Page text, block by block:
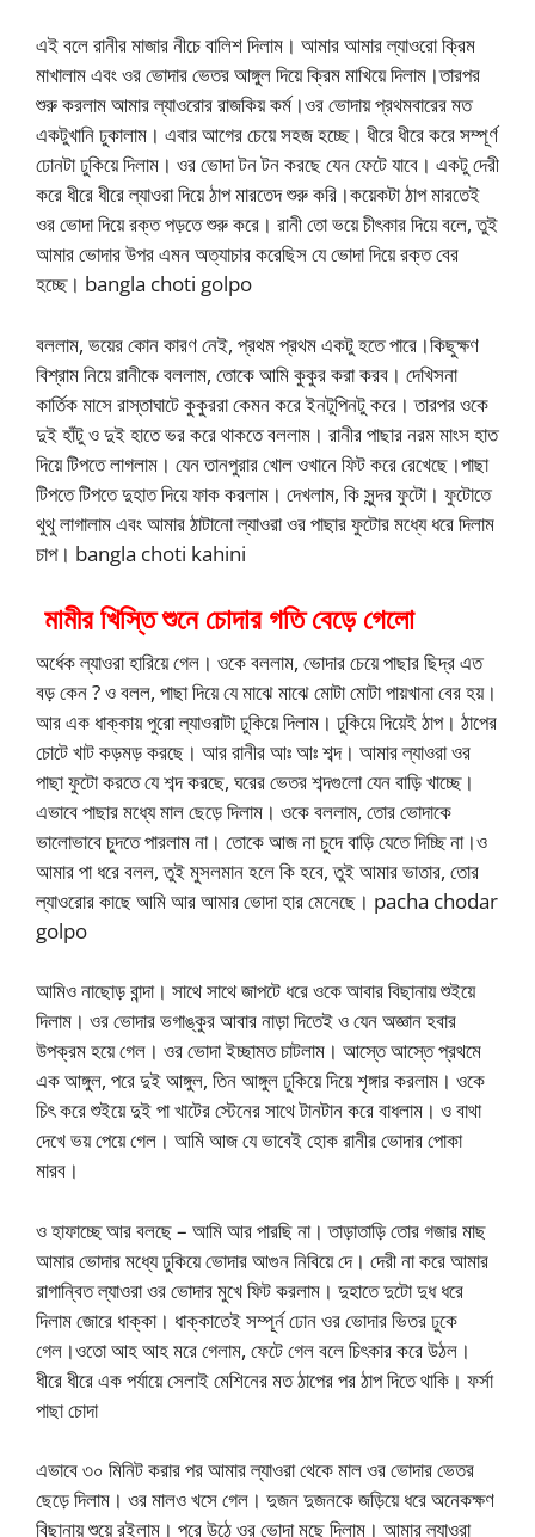
এই বলে রানীর মাজার নীচে বালিশ দিলাম। আমার আমার ল্যাওরাে ক্রিম
মাখালাম এবং ওর ভোদার ভেতর আঙ্গুল দিয়ে ক্রিম মাখিয়ে দিলাম।তারপর
শুরু করলাম আমার ল্যাওরাের রাজকিয় কর্ম।ওর ভোদায় প্রথমবারের মত
একটুখানি ঢুকালাম। এবার আগের চেয়ে সহজ হচ্ছে। ধীরে ধীরে করে সম্পূর্ণ
ঢোনটা ঢুকিয়ে দিলাম। ওর ভোদা টন টন করছে যেন ফেটে যাবে। একটু দেরী
করে ধীরে ধীরে ল্যাওরা দিয়ে ঠাপ মারতেদ শুরু করি।কয়েকটা ঠাপ মারতেই
ওর ভোদা দিয়ে রক্ত পড়তে শুরু করে। রানী তো ভয়ে চীৎকার দিয়ে বলে, তুই
আমার ভোদার উপর এমন অত্যাচার করেছিস যে ভোদা দিয়ে রক্ত বের
হচ্ছে। bangla choti golpo
বললাম, ভয়ের কোন কারণ নেই, প্রথম প্রথম একটু হতে পারে।কিছুক্ষণ
বিশ্রাম নিয়ে রানীকে বললাম, তোকে আমি কুকুর করা করব। দেখিসনা
কার্তিক মাসে রাস্তাঘাটে কুকুররা কেমন করে ইনটুপিনটু করে। তারপর ওকে
দুই হাঁটু ও দুই হাতে ভর করে থাকতে বললাম। রানীর পাছার নরম মাংস হাত
দিয়ে টিপতে লাগলাম। যেন তানপুরার খোল ওখানে ফিট করে রেখেছে।পাছা
টিপতে টিপতে দুহাত দিয়ে ফাক করলাম। দেখলাম, কি সুন্দর ফুটো। ফুটোতে
থুথু লাগালাম এবং আমার ঠাটানো ল্যাওরা ওর পাছার ফুটোর মধ্যে ধরে দিলাম
চাপ। bangla choti kahini
মামীর খিস্তি শুনে চোদার গতি বেড়ে গেলো
অর্ধেক ল্যাওরা হারিয়ে গেল। ওকে বললাম, ভোদার চেয়ে পাছার ছিদ্র এত
বড় কেন ? ও বলল, পাছা দিয়ে যে মাঝে মাঝে মোটা মোটা পায়খানা বের হয়।
আর এক ধাক্কায় পুরো ল্যাওরাটা ঢুকিয়ে দিলাম। ঢুকিয়ে দিয়েই ঠাপ। ঠাপের
চোটে খাট কড়মড় করছে। আর রানীর আঃ আঃ শব্দ। আমার ল্যাওরা ওর
পাছা ফুটো করতে যে শব্দ করছে, ঘরের ভেতর শব্দগুলো যেন বাড়ি খাচ্ছে।
এভাবে পাছার মধ্যে মাল ছেড়ে দিলাম। ওকে বললাম, তোর ভোদাকে
ভালোভাবে চুদতে পারলাম না। তোকে আজ না চুদে বাড়ি যেতে দিচ্ছি না।ও
আমার পা ধরে বলল, তুই মুসলমান হলে কি হবে, তুই আমার ভাতার, তোর
ল্যাওরাের কাছে আমি আর আমার ভোদা হার মেনেছে। pacha chodar
golpo
আমিও নাছোড় বান্দা। সাথে সাথে জাপটে ধরে ওকে আবার বিছানায় শুইয়ে
দিলাম। ওর ভোদার ভগাঙ্কুর আবার নাড়া দিতেই ও যেন অজ্ঞান হবার
উপক্রম হয়ে গেল। ওর ভোদা ইচ্ছামত চাটলাম। আস্তে আস্তে প্রথমে
এক আঙ্গুল, পরে দুই আঙ্গুল, তিন আঙ্গুল ঢুকিয়ে দিয়ে শৃঙ্গার করলাম। ওকে
চিৎ করে শুইয়ে দুই পা খাটের স্টেনের সাথে টানটান করে বাধলাম। ও বাথা
দেখে ভয় পেয়ে গেল। আমি আজ যে ভাবেই হোক রানীর ভোদার পোকা
মারব।
ও হাফাচ্ছে আর বলছে – আমি আর পারছি না। তাড়াতাড়ি তোর গজার মাছ
আমার ভোদার মধ্যে ঢুকিয়ে ভোদার আগুন নিবিয়ে দে। দেরী না করে আমার
রাগান্বিত ল্যাওরা ওর ভোদার মুখে ফিট করলাম। দুহাতে দুটো দুধ ধরে
দিলাম জোরে ধাক্কা। ধাক্কাতেই সম্পূর্ন ঢোন ওর ভোদার ভিতর ঢুকে
গেল।ওতো আহ আহ মরে গেলাম, ফেটে গেল বলে চিৎকার করে উঠল।
ধীরে ধীরে এক পর্যায়ে সেলাই মেশিনের মত ঠাপের পর ঠাপ দিতে থাকি। ফর্সা
পাছা চোদা
এভাবে ৩০ মিনিট করার পর আমার ল্যাওরা থেকে মাল ওর ভোদার ভেতর
ছেড়ে দিলাম। ওর মালও খসে গেল। দুজন দুজনকে জড়িয়ে ধরে অনেকক্ষণ
বিছানায় শুয়ে রইলাম। পরে উঠে ওর ভোদা মুছে দিলাম। আমার ল্যাওরা